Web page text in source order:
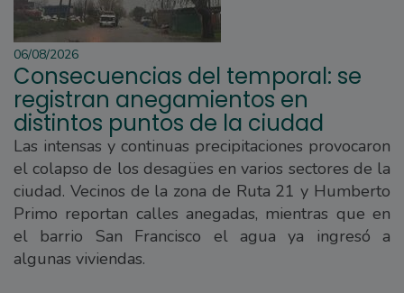
06/08/2026
Consecuencias del temporal: se
registran anegamientos en
distintos puntos de la ciudad
Las intensas y continuas precipitaciones provocaron
el colapso de los desagües en varios sectores de la
ciudad. Vecinos de la zona de Ruta 21 y Humberto
Primo reportan calles anegadas, mientras que en
el barrio San Francisco el agua ya ingresó a
algunas viviendas.